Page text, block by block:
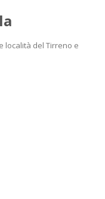
località del Tirreno e
contenuto